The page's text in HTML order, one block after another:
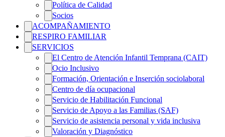
Política de Calidad
Socios
ACOMPAÑAMIENTO
RESPIRO FAMILIAR
SERVICIOS
El Centro de Atención Infantil Temprana (CAIT)
Ocio Inclusivo
Formación, Orientación e Inserción sociolaboral
Centro de día ocupacional
Servicio de Habilitación Funcional
Servicio de Apoyo a las Familias (SAF)
Servicio de asistencia personal y vida inclusiva
Valoración y Diagnóstico